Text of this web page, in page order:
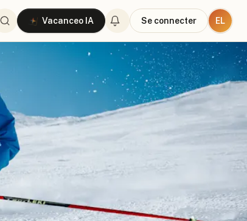
Vacanceo IA Se connecter EL